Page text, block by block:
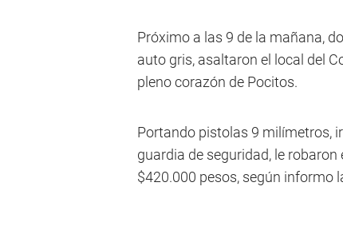
Próximo a las 9 de la mañana,
auto gris, asaltaron el local del
pleno corazón de Pocitos.
Portando pistolas 9 milímetros,
guardia de seguridad, le
$420.000 pesos, según informo